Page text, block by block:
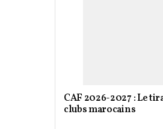
CAF 2026-2027 : Le
clubs marocains